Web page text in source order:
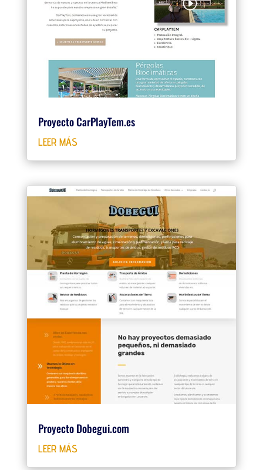
Proyecto CarPlayTem.es
LEER MÁS
Proyecto Dobegui.com
LEER MÁS